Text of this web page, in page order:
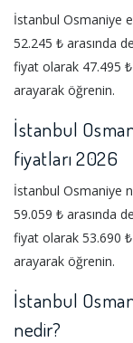
İstanbul Osmaniye
52.245 ₺ arasında
fiyat olarak 47.495
arayarak öğrenin.
İstanbul
fiyatları 2026
İstanbul Osmaniye
59.059 ₺ arasında
fiyat olarak 53.690
arayarak öğrenin.
İstanbul
nedir?